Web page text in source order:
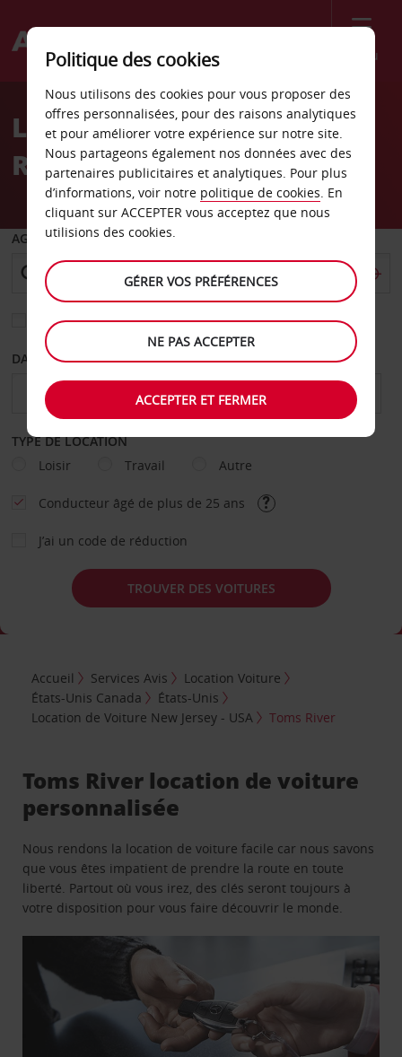
Menu
Welcome
AvisLocation de voiture Toms
River
AGENCE DE DÉPART
Sélectionnez une autre agence de retour
DATE DE DÉPART DATE DE RETOUR
TYPE DE LOCATION
Loisir
Travail Autre
Conducteur âgé de plus de 25 ans
J’ai un code de réduction
TROUVER DES VOITURES
Accueil Services Avis
Location Voiture
États-Unis Canada
États-Unis
Location de Voiture New Jersey - USA
Toms River
Toms River location de voiture
personnalisée
Nous rendons la location de voiture facile car nous savons
que vous êtes impatient de prendre la route en toute
liberté. Partout où vous irez, des clés seront toujours à
votre disposition pour vous faire découvrir le monde.
Politique des cookies
Nous utilisons des cookies pour vous proposer des
offres personnalisées, pour des raisons analytiques
et pour améliorer votre expérience sur notre site.
Nous partageons également nos données avec des
partenaires publicitaires et analytiques. Pour plus
d’informations, voir notre politique de cookies. En
cliquant sur ACCEPTER vous acceptez que nous
utilisions des cookies.
GÉRER VOS PRÉFÉRENCES
NE PAS ACCEPTER
ACCEPTER ET FERMER